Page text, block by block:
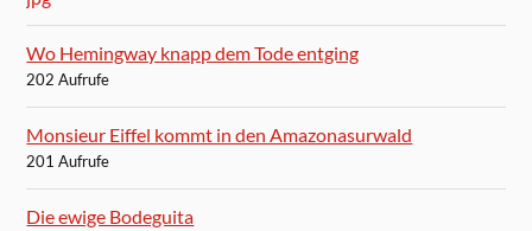
Wo Hemingway knapp dem Tode entging
202 Aufrufe
Monsieur Eiffel kommt in den Amazonasurwald
201 Aufrufe
Die ewige Bodeguita